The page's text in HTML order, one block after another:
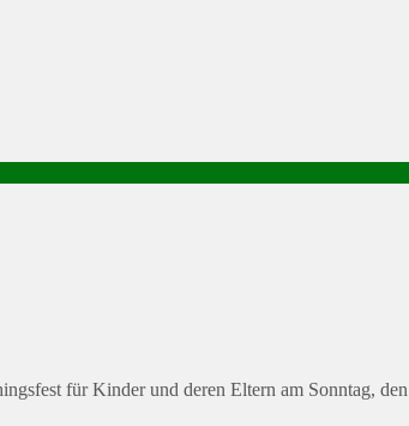
für Kinder und deren Eltern am Sonntag,